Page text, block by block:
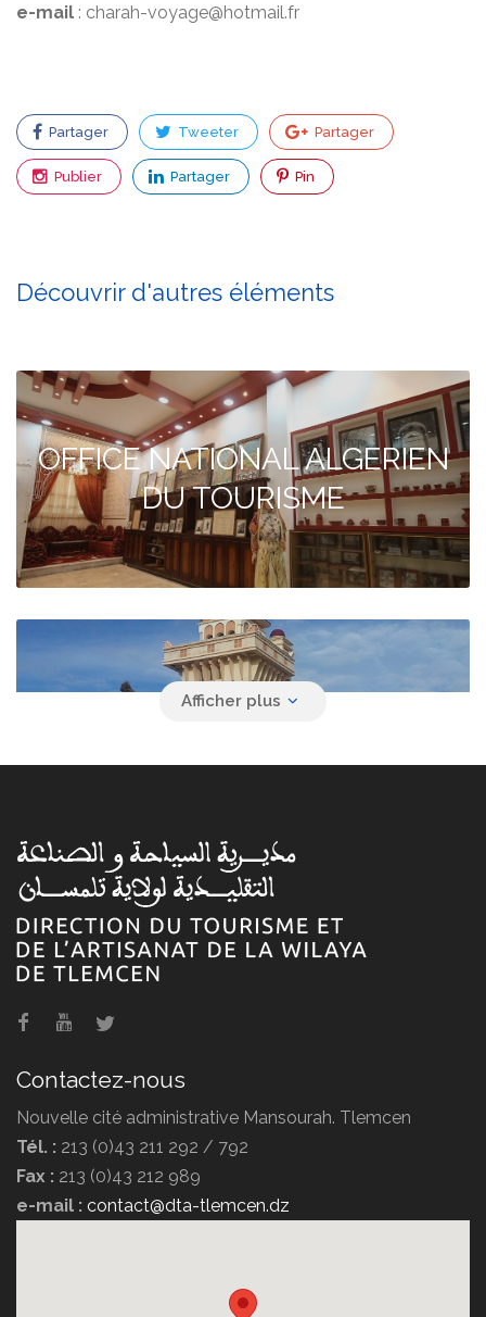
e-mail : charah-voyage@hotmail.fr
Partager Tweeter Partager
Publier Partager Pin
Découvrir d'autres éléments
OFFICE NATIONAL ALGERIEN
DU TOURISME
Agence de voyage YACINE
Agence de voyage POMARIA
Agence de voyage DIPLOMATE
Contactez-nous
Nouvelle cité administrative Mansourah. Tlemcen
Tél. : 213 (0)43 211 292 / 792
Fax : 213 (0)43 212 989
e-mail : contact@dta-tlemcen.dz